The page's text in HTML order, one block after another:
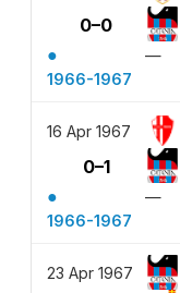
0–0
●
—
1966-1967
16 Apr 1967
0–1
●
—
1966-1967
23 Apr 1967